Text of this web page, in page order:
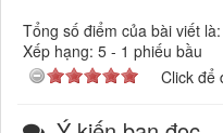
Tổng số điểm của bài viết
Xếp hạng: 5 - 1 phiếu bầu
Click để